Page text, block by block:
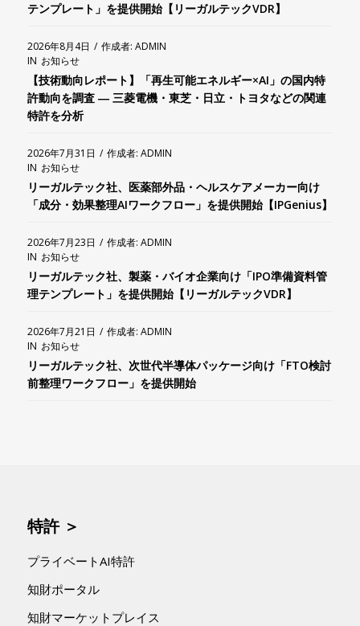
テンプレート」を提供開始【リーガルテックVDR】
2026年8月4日 / 作成者: ADMIN
IN お知らせ
【技術動向レポート】「再生可能エネルギー×AI」の国内特
許動向を調査 ― 三菱電機・東芝・日立・トヨタなどの関連
特許を分析
2026年7月31日 / 作成者: ADMIN
IN お知らせ
リーガルテック社、医薬部外品・ヘルスケアメーカー向け
「成分・効果整理AIワークフロー」を提供開始【IPGenius】
2026年7月23日 / 作成者: ADMIN
IN お知らせ
リーガルテック社、製薬・バイオ企業向け「IPO準備資料管
理テンプレート」を提供開始【リーガルテックVDR】
2026年7月21日 / 作成者: ADMIN
IN お知らせ
リーガルテック社、次世代半導体パッケージ向け「FTO検討
前整理ワークフロー」を提供開始
特許 ＞
プライベートAI特許
知財ポータル
知財マーケットプレイス